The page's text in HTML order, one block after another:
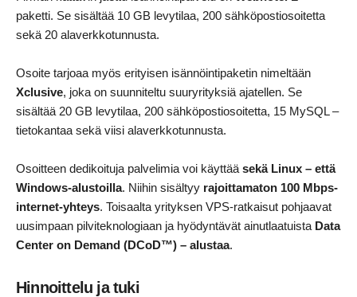
paketti. Se sisältää 10 GB levytilaa, 200 sähköpostiosoitetta
sekä 20 alaverkkotunnusta.
Osoite tarjoaa myös erityisen isännöintipaketin nimeltään
Xclusive, joka on suunniteltu suuryrityksiä ajatellen. Se
sisältää 20 GB levytilaa, 200 sähköpostiosoitetta, 15 MySQL –
tietokantaa sekä viisi alaverkkotunnusta.
Osoitteen dedikoituja palvelimia voi käyttää sekä Linux – että
Windows-alustoilla. Niihin sisältyy rajoittamaton 100 Mbps-
internet-yhteys. Toisaalta yrityksen VPS-ratkaisut pohjaavat
uusimpaan pilviteknologiaan ja hyödyntävät ainutlaatuista Data
Center on Demand (DCoD™) – alustaa.
Hinnoittelu ja tuki